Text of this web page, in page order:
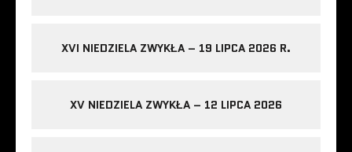
XVI NIEDZIELA ZWYKŁA – 19 LIPCA 2026 R.
XV NIEDZIELA ZWYKŁA – 12 LIPCA 2026